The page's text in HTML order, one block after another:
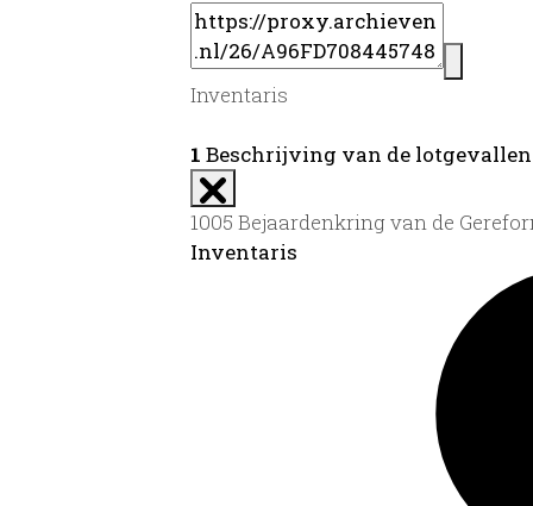
Inventaris
1 Beschrijving van de lotgevallen
1005 Bejaardenkring van de
Inventaris